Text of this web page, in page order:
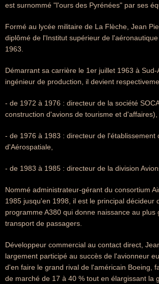
est surnommé "l'ours des Pyrénées" par ses
Formé au lycée militaire de La Flèche, Jean
diplômé de l'Institut supérieur de
1963.
Démarrant sa carrière le 1er juillet 1963 à
ingénieur de production, il devient
- de 1972 à 1976 : directeur de la société
construction d'avions de tourisme et d'affaires),
- de 1976 à 1983 : directeur de l'établissement
d'Aérospatiale,
- de 1983 à 1985 : directeur de la division
Nommé administrateur-gérant du consortium
1985 jusqu'en 1998, il est le principal décideur
programme A380 qui donne naissance au plus
transport de passagers.
Développeur commercial au contact direct,
largement participé au succès de l'avionneur
d'en faire le grand rival de l'américain Boeing,
de marché de 17 à 40 % tout en élargissant la